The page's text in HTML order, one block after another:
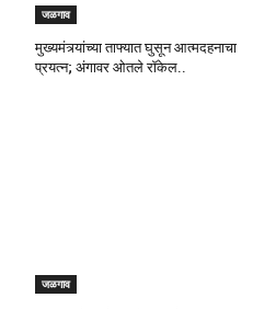
जळगाव
मुख्यमंत्र्यांच्या ताफ्यात घुसून आत्मदहनाचा
प्रयत्न; अंगावर ओतले रॉकेल..
जळगाव